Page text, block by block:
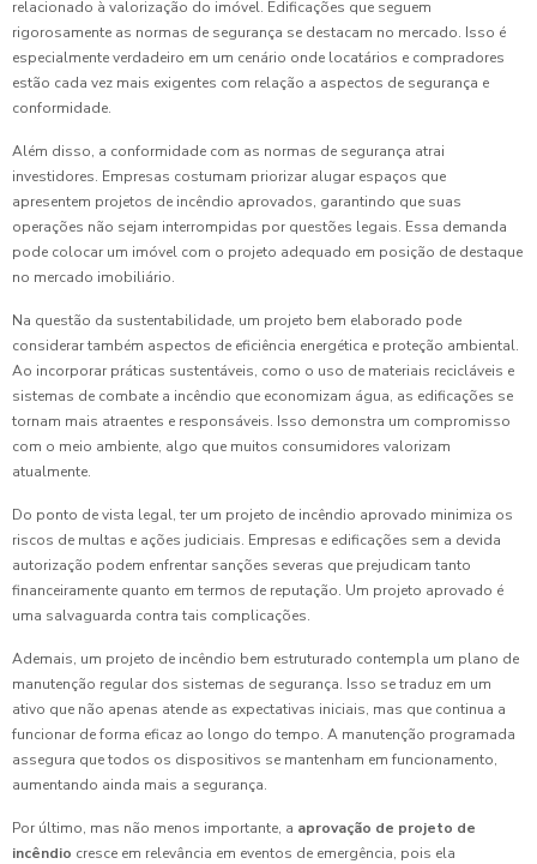
relacionado à valorização do imóvel. Edificações que seguem
rigorosamente as normas de segurança se destacam no mercado. Isso é
especialmente verdadeiro em um cenário onde locatários e compradores
estão cada vez mais exigentes com relação a aspectos de segurança e
conformidade.
Além disso, a conformidade com as normas de segurança atrai
investidores. Empresas costumam priorizar alugar espaços que
apresentem projetos de incêndio aprovados, garantindo que suas
operações não sejam interrompidas por questões legais. Essa demanda
pode colocar um imóvel com o projeto adequado em posição de destaque
no mercado imobiliário.
Na questão da sustentabilidade, um projeto bem elaborado pode
considerar também aspectos de eficiência energética e proteção ambiental.
Ao incorporar práticas sustentáveis, como o uso de materiais recicláveis e
sistemas de combate a incêndio que economizam água, as edificações se
tornam mais atraentes e responsáveis. Isso demonstra um compromisso
com o meio ambiente, algo que muitos consumidores valorizam
atualmente.
Do ponto de vista legal, ter um projeto de incêndio aprovado minimiza os
riscos de multas e ações judiciais. Empresas e edificações sem a devida
autorização podem enfrentar sanções severas que prejudicam tanto
financeiramente quanto em termos de reputação. Um projeto aprovado é
uma salvaguarda contra tais complicações.
Ademais, um projeto de incêndio bem estruturado contempla um plano de
manutenção regular dos sistemas de segurança. Isso se traduz em um
ativo que não apenas atende as expectativas iniciais, mas que continua a
funcionar de forma eficaz ao longo do tempo. A manutenção programada
assegura que todos os dispositivos se mantenham em funcionamento,
aumentando ainda mais a segurança.
Por último, mas não menos importante, a aprovação de projeto de
incêndio cresce em relevância em eventos de emergência, pois ela